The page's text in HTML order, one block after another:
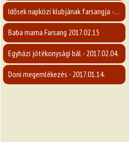
Idősek napközi klubjának farsangja - 2017.02.16.
Baba mama Farsang 2017.02.15
Egyházi jótékonysági bál - 2017.02.04.
Doni megemlékezés - 2017.01.14.